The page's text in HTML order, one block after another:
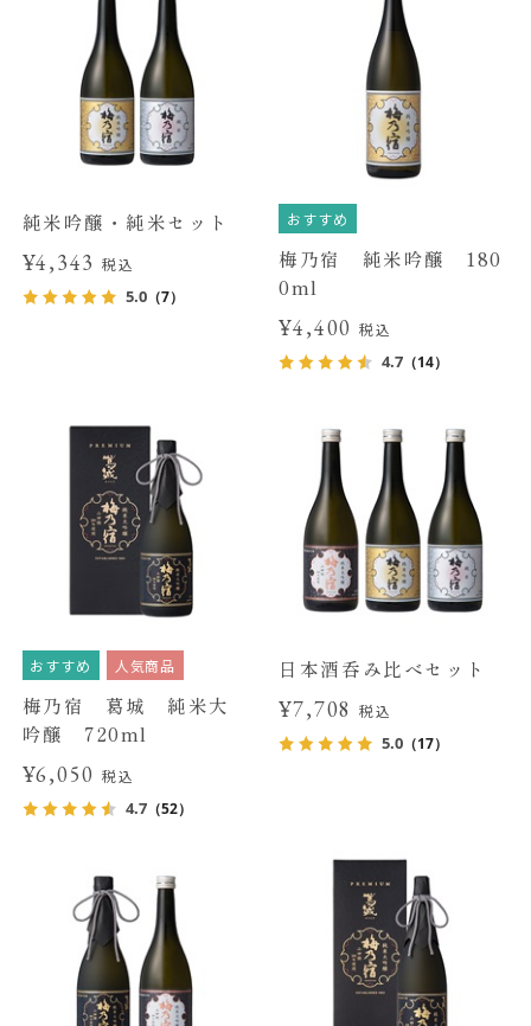
純米吟醸・純米セット
¥4,343税込
5.0（7）
おすすめ
梅乃宿 純米吟醸 180
0ml
¥4,400 税込
4.7 （14）
おすすめ 人気商品
梅乃宿 葛城 純米大
吟醸 720ml
¥6,050税込
4.7（52）
日本酒呑み比べセット
¥7,708 税込
5.0 （17）